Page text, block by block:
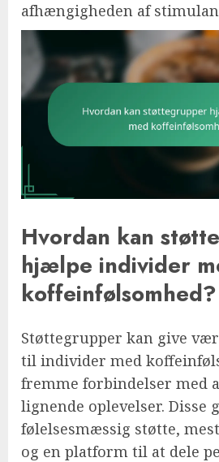
afhængigheden af
Hvordan kan
hjælpe individer
koffeinfølsomhed?
Støttegrupper kan give
til individer med
fremme forbindelser med
lignende oplevelser. Disse
følelsesmæssig støtte,
og en platform til at dele